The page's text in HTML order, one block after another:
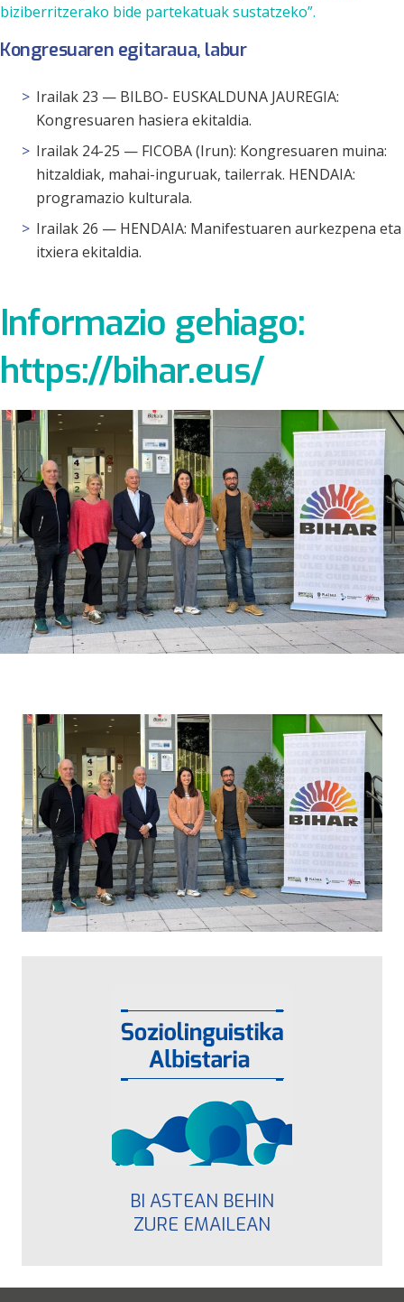
biziberritzerako bide partekatuak sustatzeko”.
Kongresuaren egitaraua, labur
Irailak 23 — BILBO- EUSKALDUNA JAUREGIA:
Kongresuaren hasiera ekitaldia.
Irailak 24-25 — FICOBA (Irun): Kongresuaren muina:
hitzaldiak, mahai-inguruak, tailerrak. HENDAIA:
programazio kulturala.
Irailak 26 — HENDAIA: Manifestuaren aurkezpena eta
itxiera ekitaldia.
Informazio gehiago:
https://bihar.eus/
BI ASTEAN BEHIN
ZURE EMAILEAN